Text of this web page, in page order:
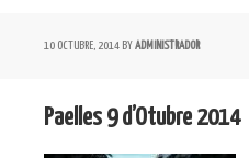
10 OCTUBRE, 2014 BY ADMINISTRADOR
Paelles 9 d’Otubre 2014